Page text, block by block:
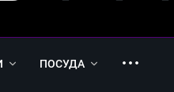
ПОСУДА